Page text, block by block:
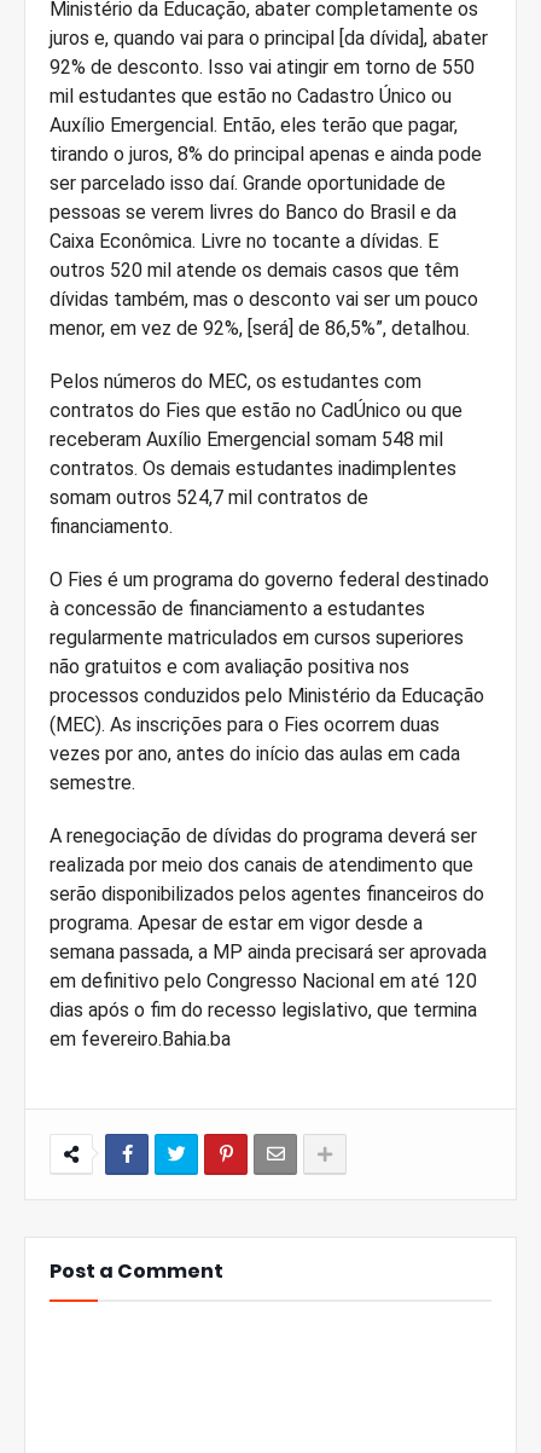
Ministério da Educação, abater completamente os
juros e, quando vai para o principal [da dívida], abater
92% de desconto. Isso vai atingir em torno de 550
mil estudantes que estão no Cadastro Único ou
Auxílio Emergencial. Então, eles terão que pagar,
tirando o juros, 8% do principal apenas e ainda pode
ser parcelado isso daí. Grande oportunidade de
pessoas se verem livres do Banco do Brasil e da
Caixa Econômica. Livre no tocante a dívidas. E
outros 520 mil atende os demais casos que têm
dívidas também, mas o desconto vai ser um pouco
menor, em vez de 92%, [será] de 86,5%”, detalhou.
Pelos números do MEC, os estudantes com
contratos do Fies que estão no CadÚnico ou que
receberam Auxílio Emergencial somam 548 mil
contratos. Os demais estudantes inadimplentes
somam outros 524,7 mil contratos de
financiamento.
O Fies é um programa do governo federal destinado
à concessão de financiamento a estudantes
regularmente matriculados em cursos superiores
não gratuitos e com avaliação positiva nos
processos conduzidos pelo Ministério da Educação
(MEC). As inscrições para o Fies ocorrem duas
vezes por ano, antes do início das aulas em cada
semestre.
A renegociação de dívidas do programa deverá ser
realizada por meio dos canais de atendimento que
serão disponibilizados pelos agentes financeiros do
programa. Apesar de estar em vigor desde a
semana passada, a MP ainda precisará ser aprovada
em definitivo pelo Congresso Nacional em até 120
dias após o fim do recesso legislativo, que termina
em fevereiro.Bahia.ba
Post a Comment